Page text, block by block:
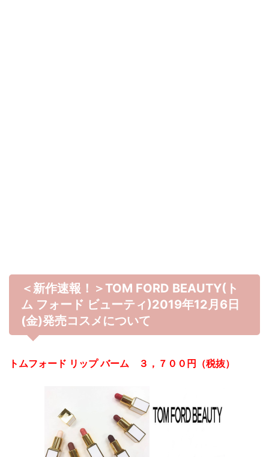
＜新作速報！＞TOM FORD BEAUTY(ト
ム フォード ビューティ)2019年12月6日
(金)発売コスメについて
トムフォード リップ バーム ３，７００円（税抜）